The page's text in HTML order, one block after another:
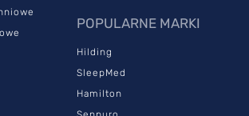
POPULARNE MARKI
Hilding
SleepMed
Hamilton